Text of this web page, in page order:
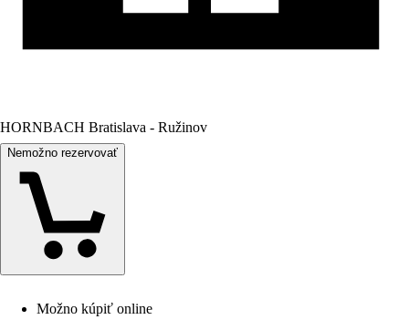
HORNBACH Bratislava - Ružinov
Nemožno rezervovať
Možno kúpiť online